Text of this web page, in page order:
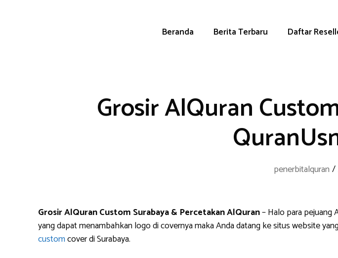
Beranda Berita Terbaru Daftar
Grosir AlQuran
penerbitalquran /
Grosir AlQuran Custom Surabaya & Percetakan AlQuran– Halo para pejuang
yang dapat menambahkan logo di covernya maka Anda datang ke situs website
customcover di Surabaya.